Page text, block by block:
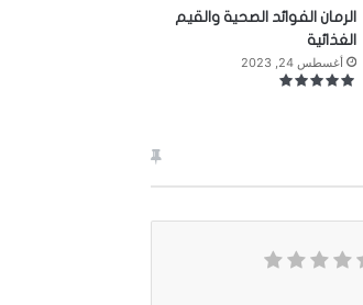
الرمان الفوائد الصحية والقيم
الغذائية
أغسطس 24, 2023